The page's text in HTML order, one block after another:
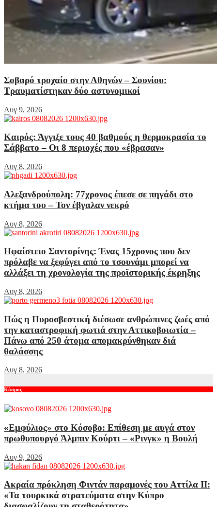
Σοβαρό τροχαίο στην Αθηνών – Σουνίου:
Τραυματίστηκαν δύο αστυνομικοί
Αυγ 9, 2026
Καιρός: Άγγιξε τους 40 βαθμούς η θερμοκρασία το
Σάββατο – Οι 8 περιοχές που «έβρασαν»
Αυγ 8, 2026
Αλεξανδρούπολη: 77χρονος έπεσε σε πηγάδι στο
κτήμα του – Τον έβγαλαν νεκρό
Αυγ 8, 2026
Ηφαίστειο Σαντορίνης: Ένας 15χρονος που δεν
πρόλαβε να ξεφύγει από το τσουνάμι μπορεί να
αλλάξει τη χρονολογία της προϊστορικής έκρηξης
Αυγ 8, 2026
Πώς η Πυροσβεστική διέσωσε ανθρώπινες ζωές από
την καταστροφική φωτιά στην Αττικοβοιωτία –
Πάνω από 250 άτομα απομακρύνθηκαν διά
θαλάσσης
Αυγ 8, 2026
Κόσμος
«Εμφύλιος» στο Κόσοβο: Επίθεση με αυγά στον
πρωθυπουργό Άλμπιν Κούρτι – «Ρινγκ» η Βουλή
Αυγ 9, 2026
Ακραία πρόκληση Φιντάν παραμονές του Αττίλα ΙΙ:
«Τα τουρκικά στρατεύματα στην Κύπρο